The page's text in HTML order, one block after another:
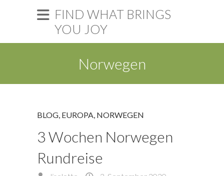
FIND WHAT BRINGS
YOU JOY
Norwegen
BLOG, EUROPA, NORWEGEN
3 Wochen Norwegen
Rundreise